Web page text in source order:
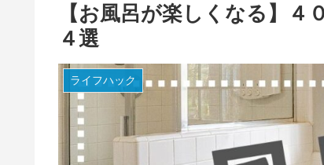
【お風呂が楽しくなる】
４選
ライフハック